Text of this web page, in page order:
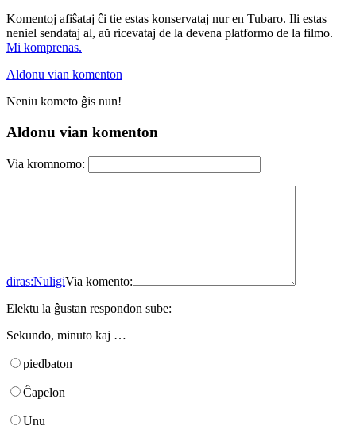
Komentoj afiŝataj ĉi tie estas konservataj nur en Tubaro. Ili estas
neniel sendataj al, aŭ ricevataj de la devena platformo de la filmo.
Mi komprenas.
Aldonu vian komenton
Neniu kometo ĝis nun!
Aldonu vian komenton
Via kromnomo:
diras:NuligiVia komento:
Elektu la ĝustan respondon sube:
Sekundo, minuto kaj …
piedbaton
Ĉapelon
Unu